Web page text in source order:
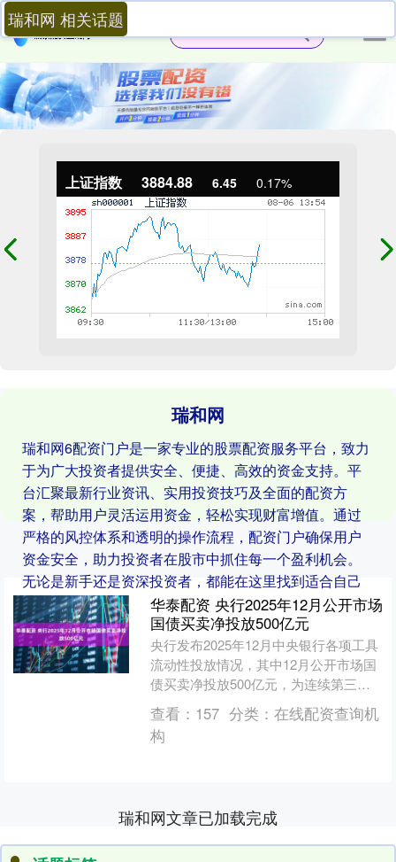
上证指数 3884.88 6.45 0.17%
瑞和网
瑞和网6配资门户是一家专业的股票配资服务平台，致力
于为广大投资者提供安全、便捷、高效的资金支持。平
台汇聚最新行业资讯、实用投资技巧及全面的配资方
案，帮助用户灵活运用资金，轻松实现财富增值。通过
严格的风控体系和透明的操作流程，配资门户确保用户
资金安全，助力投资者在股市中抓住每一个盈利机会。
无论是新手还是资深投资者，都能在这里找到适合自己
的配资服务。
瑞和网 相关话题
华泰配资 央行2025年12月公开市场
国债买卖净投放500亿元
央行发布2025年12月中央银行各项工具
流动性投放情况，其中12月公开市场国
债买卖净投放500亿元，为连续第三月
开展国债买卖操作。 举报 第一财经广告
合作，请点....
查看： 157 分类： 在线配资查询机
构
瑞和网文章已加载完成